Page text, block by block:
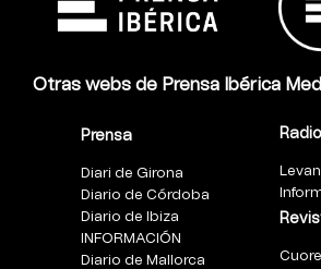
Otras webs de Prensa Ibérica
Prensa
Diari de Girona
Diario de Córdoba
Diario de Ibiza
INFORMACIÓN
Diario de Mallorca
Cuore